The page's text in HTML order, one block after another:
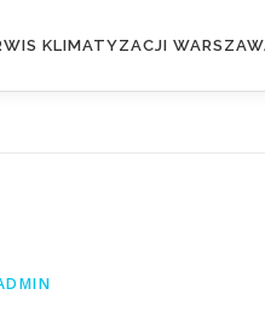
KLIMATYZACJI